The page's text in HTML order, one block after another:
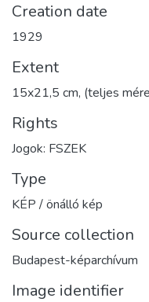
Creation date
1929
Extent
15x21,5 cm, (teljes
Rights
Jogok: FSZEK
Type
KÉP / önálló kép
Source collection
Budapest-képarchívum
Image identifier